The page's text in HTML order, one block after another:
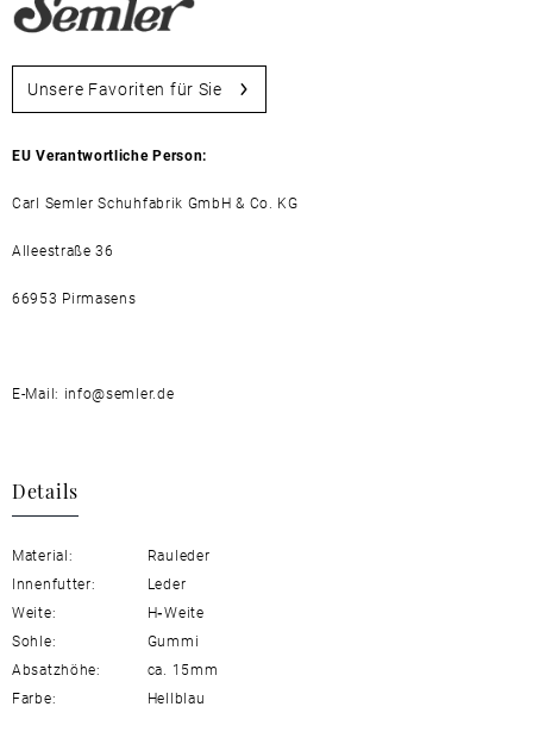
Unsere Favoriten für Sie
EU Verantwortliche Person:
Carl Semler Schuhfabrik GmbH & Co. KG
Alleestraße 36
66953 Pirmasens
E-Mail: info@semler.de
Details
Material:
Rauleder
Innenfutter:
Leder
Weite:
H-Weite
Sohle:
Gummi
Absatzhöhe:
ca. 15mm
Farbe:
Hellblau